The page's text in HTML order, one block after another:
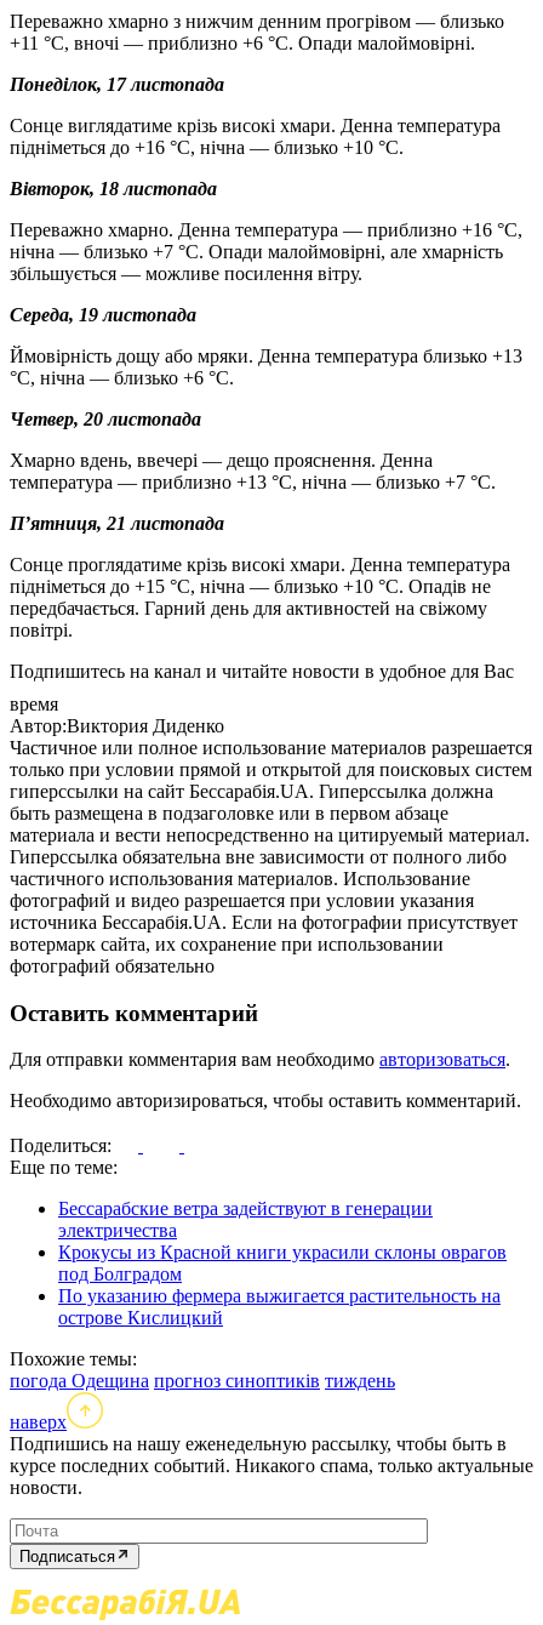
Переважно хмарно з нижчим денним прогрівом — близько
+11 °C, вночі — приблизно +6 °C. Опади малоймовірні.
Понеділок, 17 листопада
Сонце виглядатиме крізь високі хмари. Денна температура
підніметься до +16 °C, нічна — близько +10 °C.
Вівторок, 18 листопада
Переважно хмарно. Денна температура — приблизно +16 °C,
нічна — близько +7 °C. Опади малоймовірні, але хмарність
збільшується — можливе посилення вітру.
Середа, 19 листопада
Ймовірність дощу або мряки. Денна температура близько +13
°C, нічна — близько +6 °C.
Четвер, 20 листопада
Хмарно вдень, ввечері — дещо прояснення. Денна
температура — приблизно +13 °C, нічна — близько +7 °C.
П’ятниця, 21 листопада
Сонце проглядатиме крізь високі хмари. Денна температура
підніметься до +15 °C, нічна — близько +10 °C. Опадів не
передбачається. Гарний день для активностей на свіжому
повітрі.
Подпишитесь на канал и читайте новости в удобное для Вас
время
Автор:Виктория Диденко
Частичное или полное использование материалов разрешается
только при условии прямой и открытой для поисковых систем
гиперссылки на сайт Бессарабія.UA. Гиперссылка должна
быть размещена в подзаголовке или в первом абзаце
материала и вести непосредственно на цитируемый материал.
Гиперссылка обязательна вне зависимости от полного либо
частичного использования материалов. Использование
фотографий и видео разрешается при условии указания
источника Бессарабія.UA. Если на фотографии присутствует
вотермарк сайта, их сохранение при использовании
фотографий обязательно
Оставить комментарий
Для отправки комментария вам необходимо авторизоваться.
Необходимо авторизироваться, чтобы оставить комментарий.
Поделиться:
Еще по теме:
Бессарабские ветра задействуют в генерации
электричества
Крокусы из Красной книги украсили склоны оврагов
под Болградом
По указанию фермера выжигается растительность на
острове Кислицкий
Похожие темы:
погода Одещина прогноз синоптиків тиждень
наверх
Подпишись на нашу еженедельную рассылку, чтобы быть в
курсе последних событий. Никакого спама, только актуальные
новости.
Подписаться